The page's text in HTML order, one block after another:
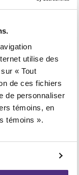
utilise des
« Tout
de ces fichiers
de personnaliser
témoins, en
témoins ».
Lac